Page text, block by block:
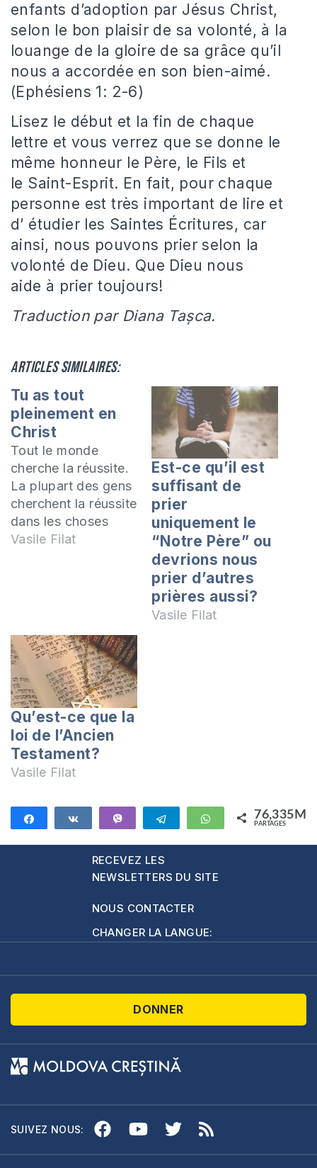
enfants d’adoption par Jésus Christ,
selon le bon plaisir de sa volonté, à la
louange de la gloire de sa grâce qu’il
nous a accordée en son bien-aimé.
(Ephésiens 1: 2-6)
Lisez le début et la fin de chaque
lettre et vous verrez que se donne le
même honneur le Père, le Fils et
le Saint-Esprit. En fait, pour chaque
personne est très important de lire et
d’ étudier les Saintes Écritures, car
ainsi, nous pouvons prier selon la
volonté de Dieu. Que Dieu nous
aide à prier toujours!
Traduction par Diana Tașca.
Articles similaires:
Tu as tout
pleinement en
Christ
Tout le monde
cherche la réussite.
La plupart des gens
cherchent la réussite
dans les choses
matérielles qu’ils ne
dans la gloire
humaine, choses
pour lesquelles la
Bible dit qu’elles
sont «vaines». Dieu
nous enseigne dans
la…
Vasile Filat
Est-ce qu’il est
suffisant de
prier
uniquement le
“Notre Père” ou
devrions nous
prier d’autres
prières aussi?
Vasile Filat
Qu’est-ce que la
loi de l’Ancien
Testament?
Vasile Filat
Partagez Partagez Telegram WhatsApp76,335M
PARTAGES
RECEVEZ LES
NEWSLETTERS DU SITE
NOUS CONTACTER
CHANGER LA LANGUE:
DONNER
SUIVEZ NOUS: